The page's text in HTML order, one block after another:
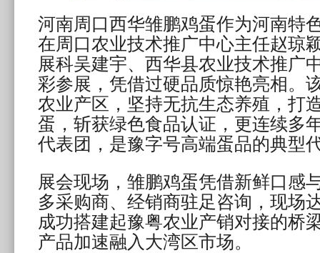
河南周口西华雏鹏鸡蛋作为河南特
在周口农业技术推广中心主任赵琼
展科吴建宇、西华县农业技术推广
彩参展，凭借过硬品质惊艳亮相。
农业产区，坚持无抗生态养殖，打
蛋，斩获绿色食品认证，更连续多
代表团，是豫字号高端蛋品的典型
展会现场，雏鹏鸡蛋凭借新鲜口感
多采购商、经销商驻足咨询，现场
成功搭建起豫粤农业产销对接的桥
产品加速融入大湾区市场。